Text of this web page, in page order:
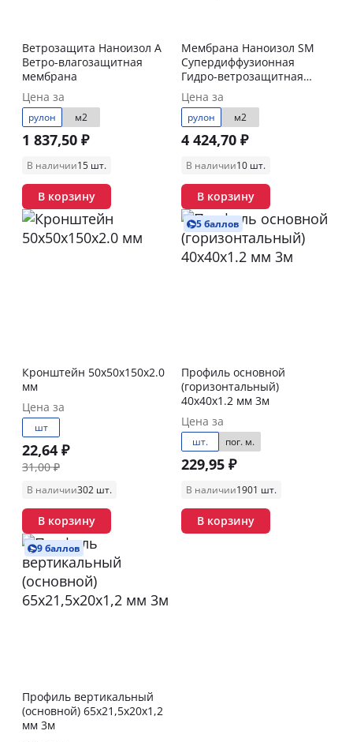
Ветрозащита Наноизол А
Ветро-влагозащитная
мембрана
Цена за
рулон м2
1 837,50 ₽
В наличии15 шт.
В корзину
Мембрана Наноизол SM
Супердиффузионная
Гидро-ветрозащитная
мембрана
Цена за
рулон м2
4 424,70 ₽
В наличии10 шт.
В корзину
Кронштейн 50х50х150х2.0
мм
Цена за
шт
22,64 ₽
31,00 ₽
В наличии302 шт.
В корзину
5 баллов
Профиль основной
(горизонтальный)
40х40х1.2 мм 3м
Цена за
шт. пог. м.
229,95 ₽
В наличии1901 шт.
В корзину
9 баллов
Профиль вертикальный
(основной) 65х21,5х20х1,2
мм 3м